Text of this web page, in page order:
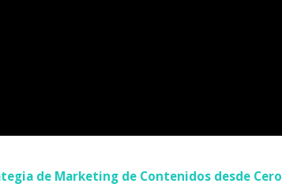
de Marketing de Contenidos desde Cero